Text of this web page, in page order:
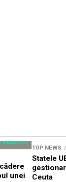
unei
TOP NEWS
Statele
Ceuta